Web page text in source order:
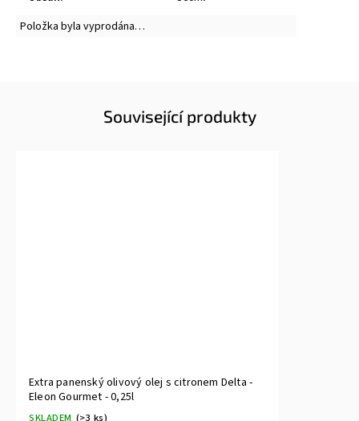
Položka byla vyprodána…
Související produkty
Extra panenský olivový olej s citronem Delta -
Eleon Gourmet - 0,25l
SKLADEM (>3 ks)